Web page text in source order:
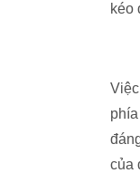
kéo
của